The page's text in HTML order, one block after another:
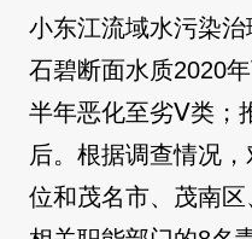
小东江流域水污染
石碧断面水质2020
半年恶化至劣Ⅴ类；
后。根据调查情况
位和茂名市、茂南